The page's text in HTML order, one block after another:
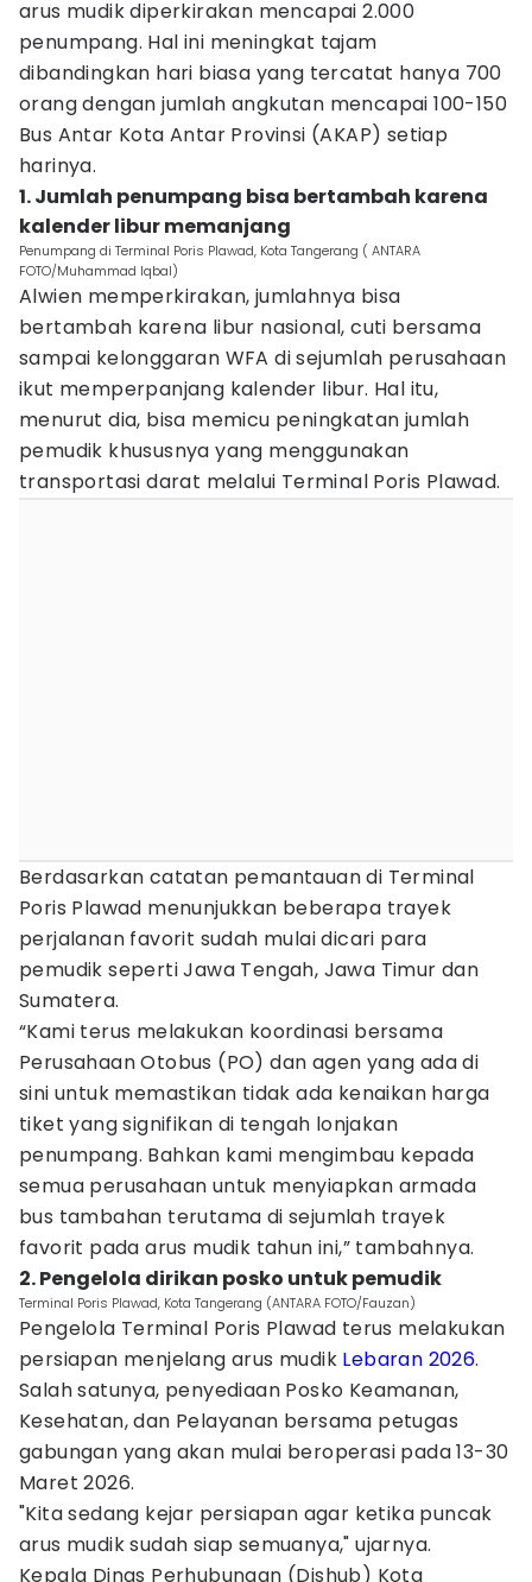
arus mudik diperkirakan mencapai 2.000
penumpang. Hal ini meningkat tajam
dibandingkan hari biasa yang tercatat hanya 700
orang dengan jumlah angkutan mencapai 100-150
Bus Antar Kota Antar Provinsi (AKAP) setiap
harinya.
1. Jumlah penumpang bisa bertambah karena
kalender libur memanjang
Penumpang di Terminal Poris Plawad, Kota Tangerang ( ANTARA
FOTO/Muhammad Iqbal)
Alwien memperkirakan, jumlahnya bisa
bertambah karena libur nasional, cuti bersama
sampai kelonggaran WFA di sejumlah perusahaan
ikut memperpanjang kalender libur. Hal itu,
menurut dia, bisa memicu peningkatan jumlah
pemudik khususnya yang menggunakan
transportasi darat melalui Terminal Poris Plawad.
Berdasarkan catatan pemantauan di Terminal
Poris Plawad menunjukkan beberapa trayek
perjalanan favorit sudah mulai dicari para
pemudik seperti Jawa Tengah, Jawa Timur dan
Sumatera.
“Kami terus melakukan koordinasi bersama
Perusahaan Otobus (PO) dan agen yang ada di
sini untuk memastikan tidak ada kenaikan harga
tiket yang signifikan di tengah lonjakan
penumpang. Bahkan kami mengimbau kepada
semua perusahaan untuk menyiapkan armada
bus tambahan terutama di sejumlah trayek
favorit pada arus mudik tahun ini,” tambahnya.
2. Pengelola dirikan posko untuk pemudik
Terminal Poris Plawad, Kota Tangerang (ANTARA FOTO/Fauzan)
Pengelola Terminal Poris Plawad terus melakukan
persiapan menjelang arus mudik Lebaran 2026.
Salah satunya, penyediaan Posko Keamanan,
Kesehatan, dan Pelayanan bersama petugas
gabungan yang akan mulai beroperasi pada 13-30
Maret 2026.
"Kita sedang kejar persiapan agar ketika puncak
arus mudik sudah siap semuanya," ujarnya.
Kepala Dinas Perhubungan (Dishub) Kota